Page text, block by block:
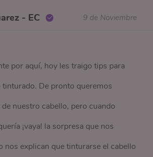
- EC 9 de Noviembre
por aquí, hoy les traigo tips para
tinturado. De pronto queremos
nuestro cabello, pero cuando
¡vaya! la sorpresa que nos
nos explican que tinturarse el cabello